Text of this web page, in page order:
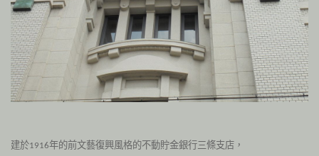
建於1916年的前文藝復興風格的不動貯金銀行三條支店，